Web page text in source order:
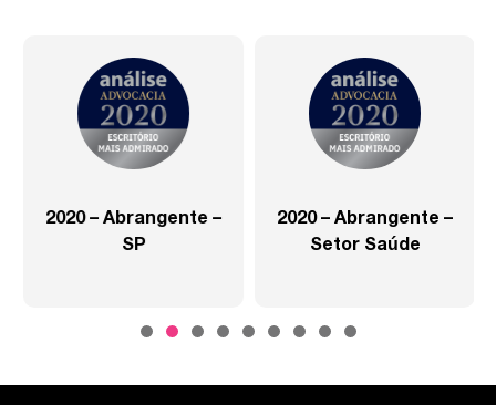
2020 – Abrangente –
SP
2020 – Abrangente –
Setor Saúde